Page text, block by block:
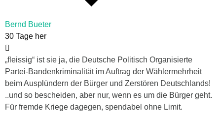
Bernd Bueter
30 Tage her
„fleissig“ ist sie ja, die Deutsche Politisch Organisierte
Partei-Bandenkriminalität im Auftrag der Wählermehrheit
beim Ausplündern der Bürger und Zerstören Deutschlands!
..und so bescheiden, aber nur, wenn es um die Bürger geht.
Für fremde Kriege dagegen, spendabel ohne Limit.